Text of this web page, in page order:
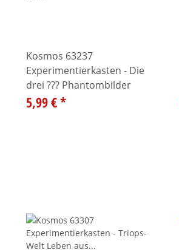
Kosmos 63237
Experimentierkasten - Die
drei ??? Phantombilder
5,99 €*